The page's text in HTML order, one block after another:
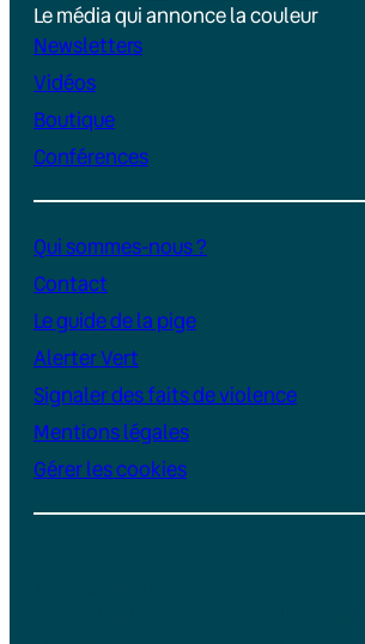
Le média qui annonce la couleur
Newsletters
Vidéos
Boutique
Conférences
Qui sommes-nous ?
Contact
Le guide de la pige
Alerter Vert
Signaler des faits de violence
Mentions légales
Gérer les cookies